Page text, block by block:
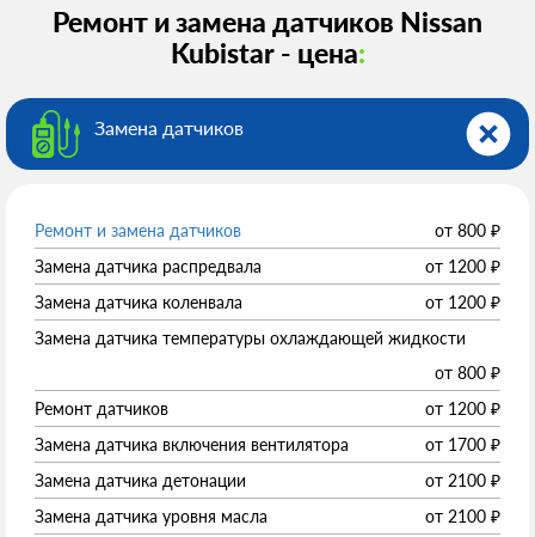
Ремонт и замена датчиков Nissan
Kubistar - цена:
Замена датчиков
Ремонт и замена датчиков от 800 ₽
Замена датчика распредвала
от 1200 ₽
Замена датчика коленвала
от 1200 ₽
Замена датчика температуры охлаждающей жидкости
от 800 ₽
Ремонт датчиков
от 1200 ₽
Замена датчика включения вентилятора
от 1700 ₽
Замена датчика детонации
от 2100 ₽
Замена датчика уровня масла
от 2100 ₽